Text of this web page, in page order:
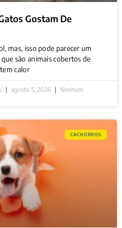
Gostam De
mas, isso pode parecer um
são animais cobertos de
calor
agosto 5, 2026
Nenhum
CACHORROS